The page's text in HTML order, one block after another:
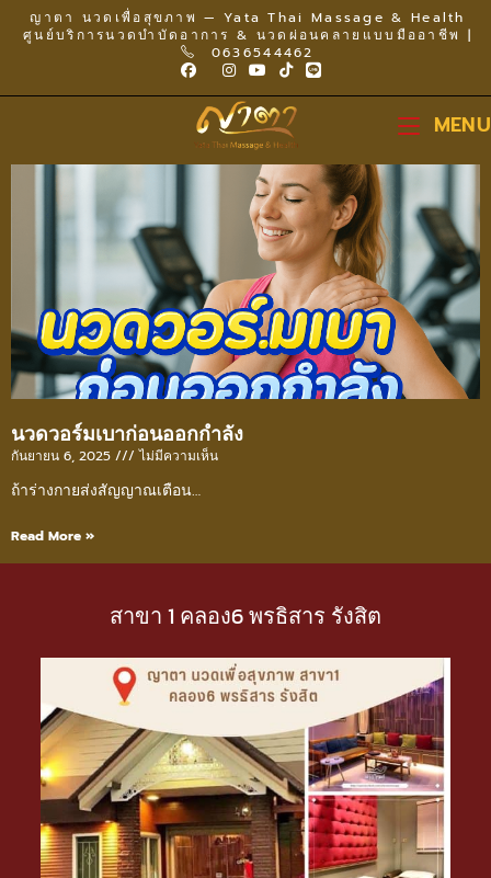
ญาตา นวดเพื่อสุขภาพ — Yata Thai Massage & Health
ศูนย์บริการนวดบำบัดอาการ & นวดผ่อนคลายแบบมืออาชีพ |
0636544462
MENU
นวดวอร์มเบาก่อนออกกำลัง
กันยายน 6, 2025 ไม่มีความเห็น
ถ้าร่างกายส่งสัญญาณเตือน…
Read More »
สาขา 1 คลอง6 พรธิสาร รังสิต